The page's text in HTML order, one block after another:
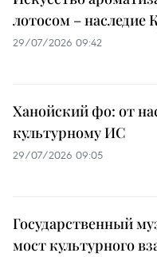
лотосом – наследие
29/07/2026 09:42
Ханойский фо: от
культурному ИС
29/07/2026 09:05
Государственный
мост культурного